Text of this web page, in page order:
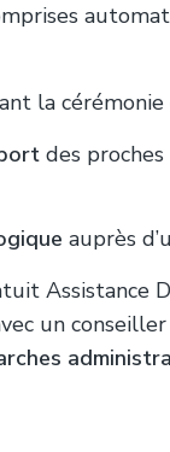
la cérémonie
des
auprès
Assistance
un